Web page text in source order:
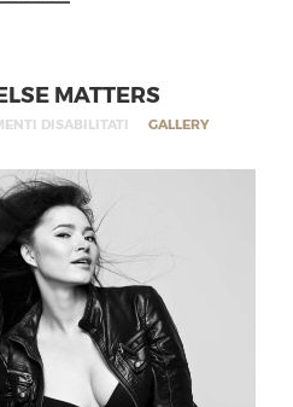
MATTERS
DISABILITATI GALLERY